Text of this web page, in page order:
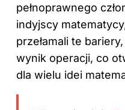
pełnoprawnego
indyjscy
przełamali te
wynik operacji, co
dla wielu idei